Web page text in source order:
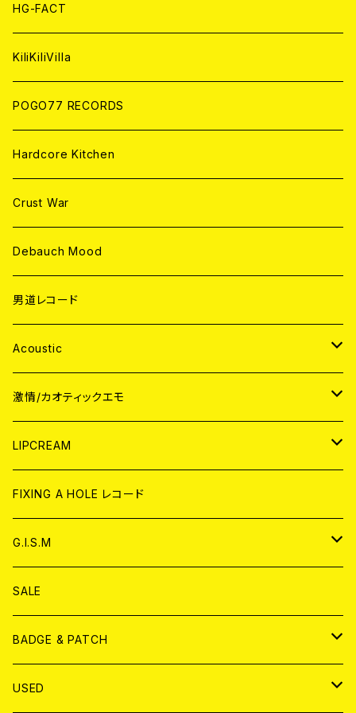
CD
ANALOG
HG-FACT
KiliKiliVilla
POGO77 RECORDS
Hardcore Kitchen
Crust War
Debauch Mood
男道レコード
Acoustic
JAPAN
CD
ANALOG
WORLD
CD
ANALOG
激情/カオティックエモ
JAPAN
CD
ANALOG
WORLD
CD
ANALOG
LIPCREAM
CD
アナログ
DVD
T-shirt & WEAR
FIXING A HOLE レコード
G.I.S.M
CD
ANALOG
T-SHIRT & WEAR
SALE
BADGE & PATCH
BADGE
USED